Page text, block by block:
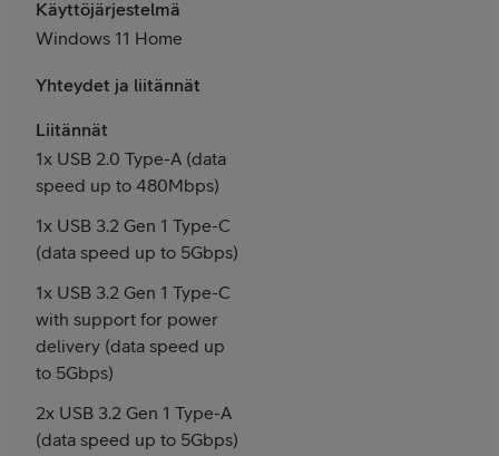
Käyttöjärjestelmä
Windows 11 Home
Yhteydet ja liitännät
Liitännät
1x USB 2.0 Type-A (data
speed up to 480Mbps)
1x USB 3.2 Gen 1 Type-C
(data speed up to 5Gbps)
1x USB 3.2 Gen 1 Type-C
with support for power
delivery (data speed up
to 5Gbps)
2x USB 3.2 Gen 1 Type-A
(data speed up to 5Gbps)